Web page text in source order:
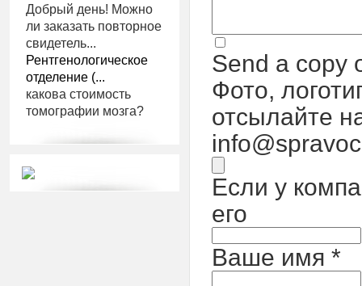
Добрый день! Можно
ли заказать повторное
свидетель...
Рентгенологическое
отделение (...
какова стоимость
томографии мозга?
Send a copy
Фото,
отсылайте
Если у
его
Ваше имя *